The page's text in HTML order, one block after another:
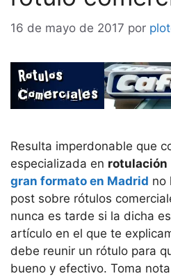
16 de mayo de 2017 por
Resulta imperdonable que
especializada en rotulación
gran formato en Madrid no
post sobre rótulos
nunca es tarde si la dicha
artículo en el que te
debe reunir un rótulo para
bueno y efectivo. Toma